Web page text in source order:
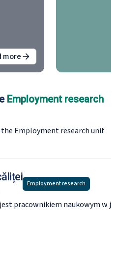
more
aboutWirtualna wizyta w Grecji:
na temat tego
grupy wrażliwe.
Employment research
Employment researchunit
Employment research
pracownikiem naukowym w